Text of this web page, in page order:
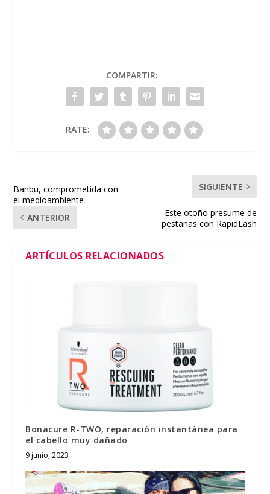
COMPARTIR:
RATE:
Banbu, comprometida con
el medioambiente
ANTERIOR
SIGUIENTE
Este otoño presume de
pestañas con RapidLash
ARTÍCULOS RELACIONADOS
Bonacure R-TWO, reparación instantánea para
el cabello muy dañado
9 junio, 2023